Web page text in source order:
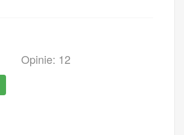
Opinie: 12